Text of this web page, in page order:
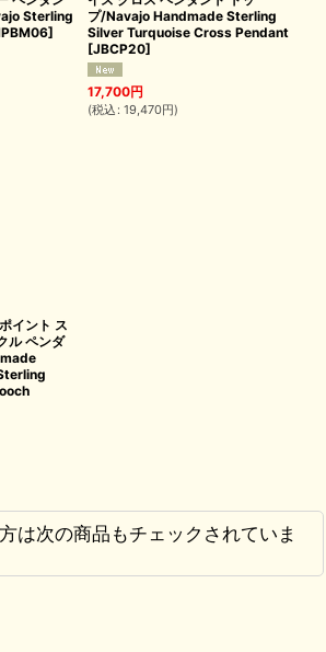
Sterling
]
プ/Navajo Handmade Sterling
Silver Turquoise Cross Pendant
[JBCP20]
17,700円
(税込 : 19,470円)
イント ス
ル ペンダ
は次の商品もチェックされていま